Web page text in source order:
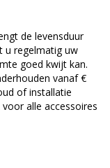
de levensduur
u regelmatig uw
goed kwijt kan.
vanaf €
of installatie
alle accessoires